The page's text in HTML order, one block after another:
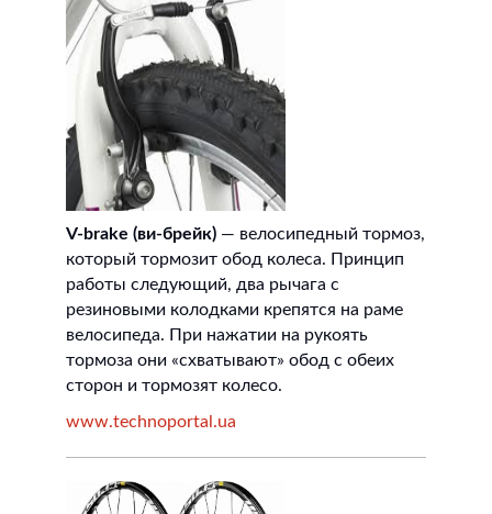
V-brake (ви-брейк) — велосипедный тормоз,
который тормозит обод колеса. Принцип
работы следующий, два рычага с
резиновыми колодками крепятся на раме
велосипеда. При нажатии на рукоять
тормоза они «схватывают» обод с обеих
сторон и тормозят колесо.
www.technoportal.ua